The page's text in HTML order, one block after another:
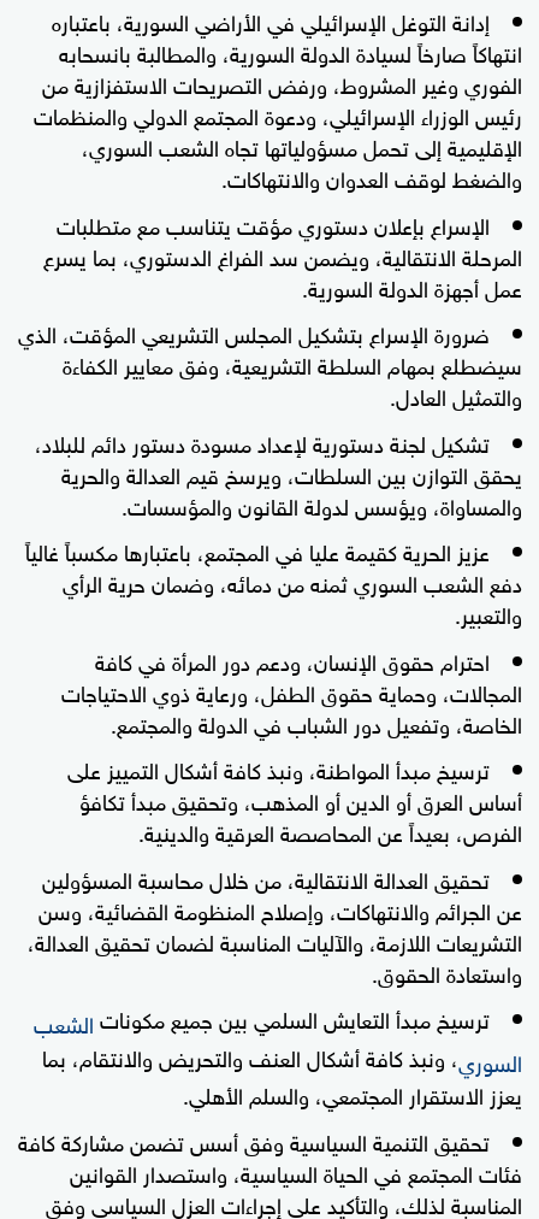
إدانة التوغل الإسرائيلي في الأراضي السورية، باعتباره
انتهاكاً صارخاً لسيادة الدولة السورية، والمطالبة بانسحابه
الفوري وغير المشروط، ورفض التصريحات الاستفزازية من
رئيس الوزراء الإسرائيلي، ودعوة المجتمع الدولي والمنظمات
الإقليمية إلى تحمل مسؤولياتها تجاه الشعب السوري،
والضغط لوقف العدوان والانتهاكات.
الإسراع بإعلان دستوري مؤقت يتناسب مع متطلبات
المرحلة الانتقالية، ويضمن سد الفراغ الدستوري، بما يسرع
عمل أجهزة الدولة السورية.
ضرورة الإسراع بتشكيل المجلس التشريعي المؤقت، الذي
سيضطلع بمهام السلطة التشريعية، وفق معايير الكفاءة
والتمثيل العادل.
تشكيل لجنة دستورية لإعداد مسودة دستور دائم للبلاد،
يحقق التوازن بين السلطات، ويرسخ قيم العدالة والحرية
والمساواة، ويؤسس لدولة القانون والمؤسسات.
عزيز الحرية كقيمة عليا في المجتمع، باعتبارها مكسباً غالياً
دفع الشعب السوري ثمنه من دمائه، وضمان حرية الرأي
والتعبير.
احترام حقوق الإنسان، ودعم دور المرأة في كافة
المجالات، وحماية حقوق الطفل، ورعاية ذوي الاحتياجات
الخاصة، وتفعيل دور الشباب في الدولة والمجتمع.
ترسيخ مبدأ المواطنة، ونبذ كافة أشكال التمييز على
أساس العرق أو الدين أو المذهب، وتحقيق مبدأ تكافؤ
الفرص، بعيداً عن المحاصصة العرقية والدينية.
تحقيق العدالة الانتقالية، من خلال محاسبة المسؤولين
عن الجرائم والانتهاكات، وإصلاح المنظومة القضائية، وسن
التشريعات اللازمة، والآليات المناسبة لضمان تحقيق العدالة،
واستعادة الحقوق.
ترسيخ مبدأ التعايش السلمي بين جميع مكوناتالشعب
السوري، ونبذ كافة أشكال العنف والتحريض والانتقام، بما
يعزز الاستقرار المجتمعي، والسلم الأهلي.
تحقيق التنمية السياسية وفق أسس تضمن مشاركة كافة
فئات المجتمع في الحياة السياسية، واستصدار القوانين
المناسبة لذلك، والتأكيد على إجراءات العزل السياسي وفق